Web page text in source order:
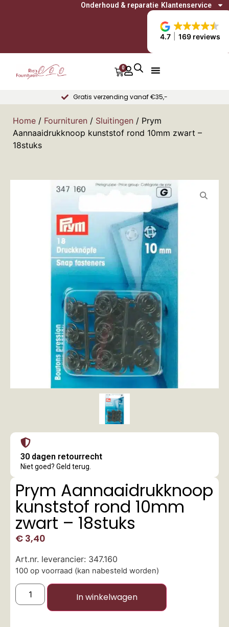
4.7 169 reviews
Onderhoud & reparatie Klantenservice
0
Gratis verzending vanaf €35,-
Home / Fournituren / Sluitingen / Prym
Aannaaidrukknoop kunststof rond 10mm zwart –
18stuks
30 dagen retourrecht
Niet goed? Geld terug.
Prym Aannaaidrukknoop
kunststof rond 10mm
zwart – 18stuks
€ 3,40
Art.nr. leverancier: 347.160
100 op voorraad (kan nabesteld worden)
In winkelwagen